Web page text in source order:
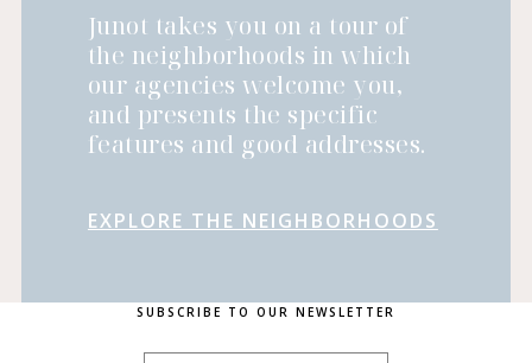
Junot takes you on a tour of
the neighborhoods in which
our agencies welcome you,
and presents the specific
features and good addresses.
EXPLORE THE NEIGHBORHOODS
SUBSCRIBE TO OUR NEWSLETTER